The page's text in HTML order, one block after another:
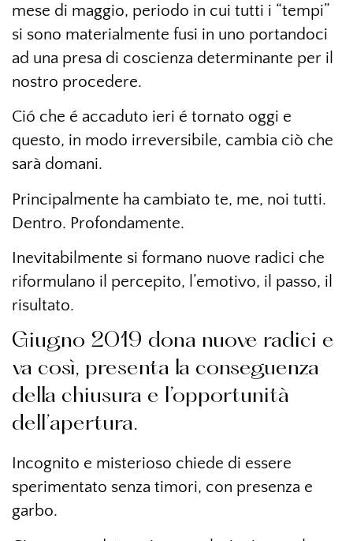
mese di maggio, periodo in cui tutti i “tempi”
si sono materialmente fusi in uno portandoci
ad una presa di coscienza determinante per il
nostro procedere.
Ció che é accaduto ieri é tornato oggi e
questo, in modo irreversibile, cambia ciò che
sarà domani.
Principalmente ha cambiato te, me, noi tutti.
Dentro. Profondamente.
Inevitabilmente si formano nuove radici che
riformulano il percepito, l’emotivo, il passo, il
risultato.
Giugno 2019 dona nuove radici e
va così, presenta la conseguenza
della chiusura e l’opportunità
dell’apertura.
Incognito e misterioso chiede di essere
sperimentato senza timori, con presenza e
garbo.